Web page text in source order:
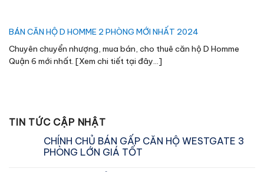
BÁN CĂN HỘ D HOMME 2 PHÒNG MỚI NHẤT 2024
Chuyên chuyển nhượng, mua bán, cho thuê căn hộ D Homme
Quận 6 mới nhất. [Xem chi tiết tại đây...]
TIN TỨC CẬP NHẬT
CHÍNH CHỦ BÁN GẤP CĂN HỘ WESTGATE 3
PHÒNG LỚN GIÁ TỐT